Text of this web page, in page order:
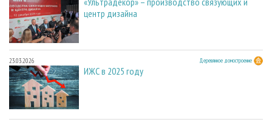
центр дизайна
23.03.2026 Деревянное домостроение
ИЖС в 2025 году